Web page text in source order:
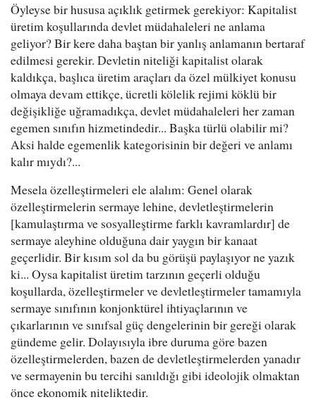
Öyleyse bir hususa açıklık getirmek gerekiyor: Kapitalist
üretim koşullarında devlet müdahaleleri ne anlama
geliyor? Bir kere daha baştan bir yanlış anlamanın bertaraf
edilmesi gerekir. Devletin niteliği kapitalist olarak
kaldıkça, başlıca üretim araçları da özel mülkiyet konusu
olmaya devam ettikçe, ücretli kölelik rejimi köklü bir
değişikliğe uğramadıkça, devlet müdahaleleri her zaman
egemen sınıfın hizmetindedir... Başka türlü olabilir mi?
Aksi halde egemenlik kategorisinin bir değeri ve anlamı
kalır mıydı?...
Mesela özelleştirmeleri ele alalım: Genel olarak
özelleştirmelerin sermaye lehine, devletleştirmelerin
[kamulaştırma ve sosyalleştirme farklı kavramlardır] de
sermaye aleyhine olduğuna dair yaygın bir kanaat
geçerlidir. Bir kısım sol da bu görüşü paylaşıyor ne yazık
ki... Oysa kapitalist üretim tarzının geçerli olduğu
koşullarda, özelleştirmeler ve devletleştirmeler tamamıyla
sermaye sınıfının konjonktürel ihtiyaçlarının ve
çıkarlarının ve sınıfsal güç dengelerinin bir gereği olarak
gündeme gelir. Dolayısıyla ibre duruma göre bazen
özelleştirmelerden, bazen de devletleştirmelerden yanadır
ve sermayenin bu tercihi sanıldığı gibi ideolojik olmaktan
önce ekonomik niteliktedir.